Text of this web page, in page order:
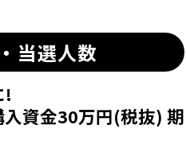
当選人数
!
資金30万円(税抜) 期